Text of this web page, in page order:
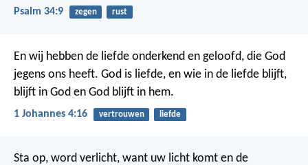
Psalm 34:9 zegen rust
En wij hebben de liefde onderkend en geloofd, die God
jegens ons heeft. God is liefde, en wie in de liefde blijft,
blijft in God en God blijft in hem.
1 Johannes 4:16 vertrouwen liefde
Sta op, word verlicht, want uw licht komt en de